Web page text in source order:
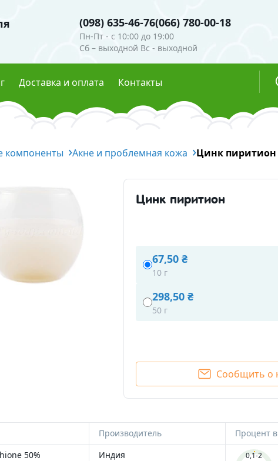
(098) 635-46-76(066) 780-00-18
Пн-Пт - c 10:00 до 19:00
Сб – выходной Вс - выходной
пигменты
Глиттеры
красители
ингредиенты
компоненты
и аминокислоты
ПАВы, солюбилизаторы
Эфирные масла
Скрабы
Формы для мыла
Пластиковые 3D формы
Силиконовые формы для
Формы пластиковые для
шоколада
Доставка и оплата Контакты
компоненты Акне и проблемная кожа Цинк пиритион
Цинк пиритион
67,50 ₴
10 г
298,50 ₴
50 г
Сообщить о
50%
Производитель
Индия
Процент
0,1-2